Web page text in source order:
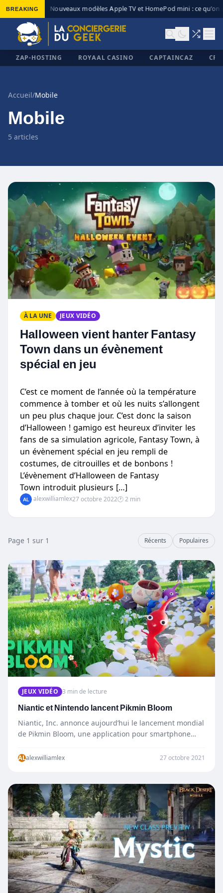
BREAKING Nouveaux modèles Apple TV et HomePod mini : ce qu’on
ZAP-HOSTING ROYAAL CASINO CAPTAINCAZ
Accueil/Mobile
Mobile
5 articles
À LA UNE JEUX VIDÉO
Halloween vient hanter Fantasy
Town dans un évènement
spécial en jeu
C’est ce moment de l’année où la température
commence à tomber et où les nuits s’allongent
un peu plus chaque jour. C’est donc la saison
d’Halloween ! gamigo est heureux d’inviter les
fans de sa simulation agricole, Fantasy Town, à
un évènement spécial en jeu rempli de
costumes, de citrouilles et de bonbons !
L’évènement d’Halloween de Fantasy
Town introduit plusieurs […]
alexwilliamlex27 octobre 2022🕐 2 min
Page 1 sur 1 Récents Populaires
JEUX VIDÉO 3 min de lecture
Niantic et Nintendo lancent Pikmin Bloom
Niantic, Inc. annonce aujourd’hui le lancement mondial
de Pikmin Bloom, une application pour smartphone
ALalexwilliamlex 27 octobre 2021